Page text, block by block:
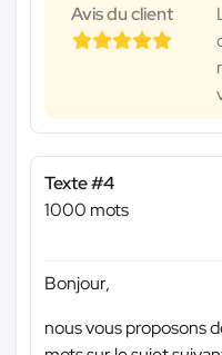
Avis du client
Texte #4
1000 mots
Bonjour,
nous vous proposons